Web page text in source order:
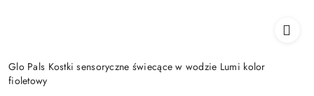
Glo Pals Kostki sensoryczne świecące w wodzie Lumi kolor
fioletowy